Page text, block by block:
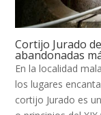
Cortijo Jurado
abandonadas
En la localidad
los lugares
cortijo Jurado es